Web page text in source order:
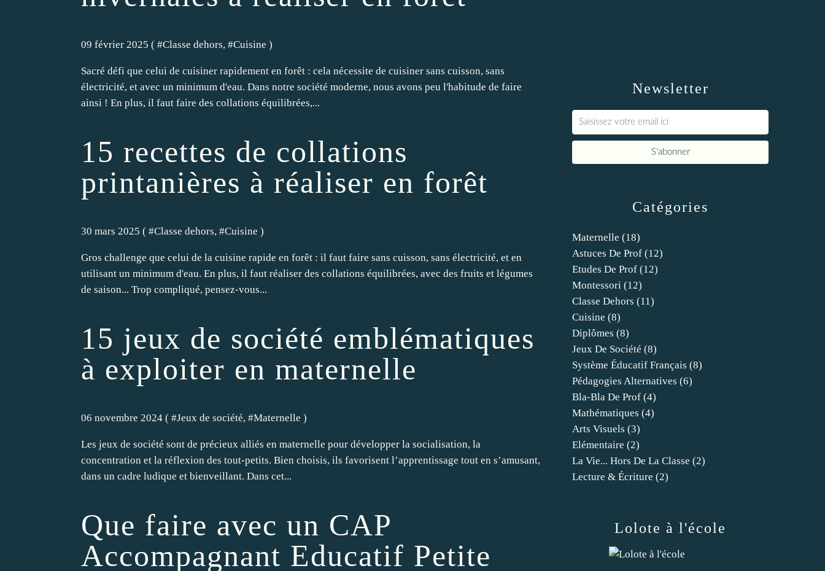
09 février 2025 ( #Classe dehors, #Cuisine )
Sacré défi que celui de cuisiner rapidement en forêt : cela nécessite de cuisiner sans cuisson, sans
électricité, et avec un minimum d'eau. Dans notre société moderne, nous avons peu l'habitude de faire
ainsi ! En plus, il faut faire des collations équilibrées,...
15 recettes de collations
printanières à réaliser en forêt
30 mars 2025 ( #Classe dehors, #Cuisine )
Gros challenge que celui de la cuisine rapide en forêt : il faut faire sans cuisson, sans électricité, et en
utilisant un minimum d'eau. En plus, il faut réaliser des collations équilibrées, avec des fruits et légumes
de saison... Trop compliqué, pensez-vous...
15 jeux de société emblématiques
à exploiter en maternelle
06 novembre 2024 ( #Jeux de société, #Maternelle )
Les jeux de société sont de précieux alliés en maternelle pour développer la socialisation, la
concentration et la réflexion des tout-petits. Bien choisis, ils favorisent l’apprentissage tout en s’amusant,
dans un cadre ludique et bienveillant. Dans cet...
Que faire avec un CAP
Accompagnant Educatif Petite
Newsletter
Catégories
Maternelle (18)
Astuces De Prof (12)
Etudes De Prof (12)
Montessori (12)
Classe Dehors (11)
Cuisine (8)
Diplômes (8)
Jeux De Société (8)
Système Éducatif Français (8)
Pédagogies Alternatives (6)
Bla-Bla De Prof (4)
Mathématiques (4)
Arts Visuels (3)
Elémentaire (2)
La Vie... Hors De La Classe (2)
Lecture & Écriture (2)
Lolote à l'école